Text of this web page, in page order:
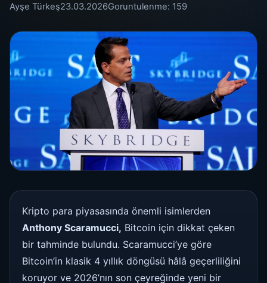
Ayşe Türkeş23.03.2026Goruntulenme: 159
Kripto para piyasasında önemli isimlerden
Anthony Scaramucci, Bitcoin için dikkat çeken
bir tahminde bulundu. Scaramucci’ye göre
Bitcoin’in klasik 4 yıllık döngüsü hâlâ geçerliliğini
koruyor ve 2026’nın son çeyreğinde yeni bir